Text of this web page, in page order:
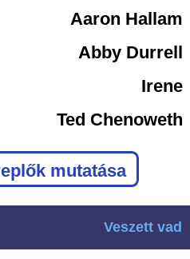
Aaron Hallam
Abby Durrell
Irene
Ted Chenoweth
mutatása
Veszett vad